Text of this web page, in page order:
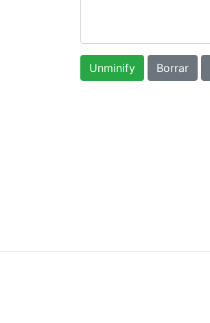
Unminify Borrar